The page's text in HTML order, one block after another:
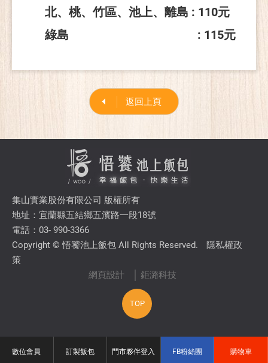
數位會員 訂製飯包 門市夥伴登入 FB粉絲團 購物車
北、桃、竹區、池上、離島 : 110元
綠島 : 115元
返回上頁
集山實業股份有限公司 版權所有
地址：宜蘭縣五結鄉五濱路一段18號
電話：03- 990-3366
Copyright © 悟饕池上飯包 All Rights Reserved.
隱私權政
策
網頁設計
│ 鉅潞科技
TOP